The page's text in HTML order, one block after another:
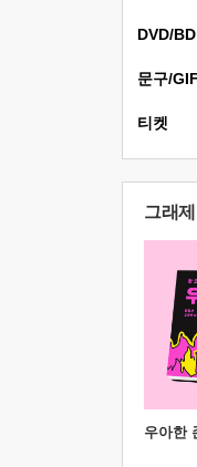
DVD/BD
문구/
티켓
그래
우아한